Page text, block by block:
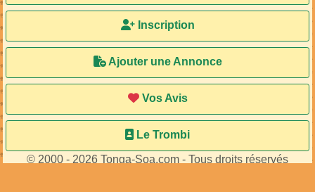
Inscription
Ajouter une Annonce
Vos Avis
Le Trombi
© 2000 - 2026 Tonga-Soa.com - Tous droits réservés